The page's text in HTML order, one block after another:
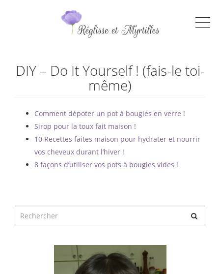
DIY – Do It Yourself ! (fais-le toi-
même)
Comment dépoter un pot à bougies en verre !
Sirop pour la toux fait maison !
10 Recettes faites maison pour hydrater et nourrir
vos cheveux durant l’hiver !
8 façons d’utiliser vos pots à bougies vides !
pour